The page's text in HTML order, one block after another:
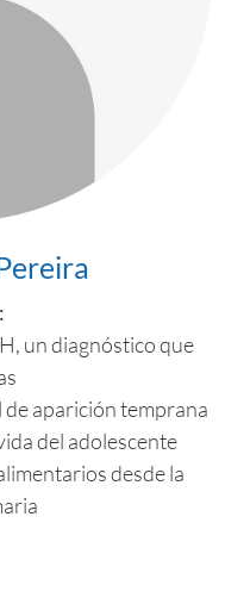
un diagnóstico que
aparición temprana
del adolescente
desde la